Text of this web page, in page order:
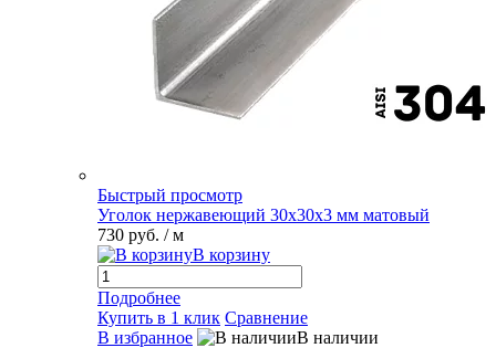
Быстрый просмотр
Уголок нержавеющий 30х30х3 мм матовый
730 руб. / м
В корзину
Подробнее
Купить в 1 клик Сравнение
В избранное
В наличии